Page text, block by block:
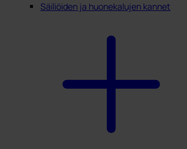
Säiliöiden ja huonekalujen kannet